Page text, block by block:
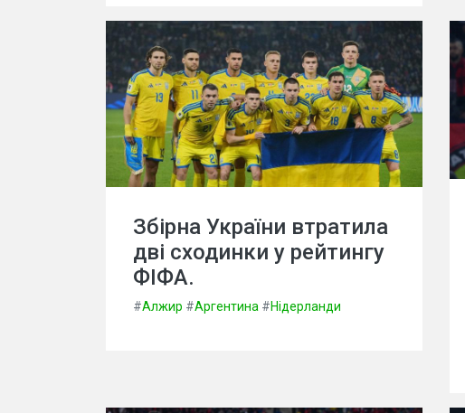
Збірна України втратила
дві сходинки у рейтингу
ФІФА.
#Алжир #Аргентина #Нідерланди